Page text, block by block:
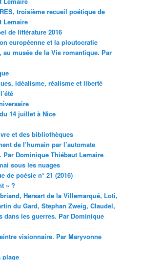
troisième recueil poétique de
Lemaire
de littérature 2016
européenne et la ploutocratie
au musée de la Vie romantique. Par
idéalisme, réalisme et liberté
14 juillet à Nice
et des bibliothèques
de l’humain par l’automate
Par Dominique Thiébaut Lemaire
sous les nuages
de poésie n° 21 (2016)
» ?
Hersart de la Villemarqué, Loti,
du Gard, Stephan Zweig, Claudel,
dans les guerres. Par Dominique
visionnaire. Par Maryvonne
plage